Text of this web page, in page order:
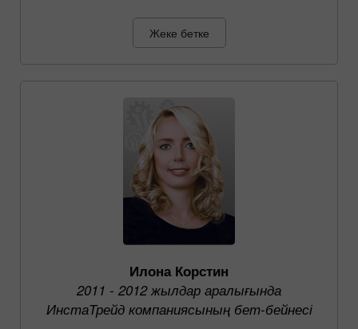
Жеке бетке
Илона Корстин
2011 - 2012 жылдар аралығында
ИнстаТрейд компаниясының бет-бейнесі